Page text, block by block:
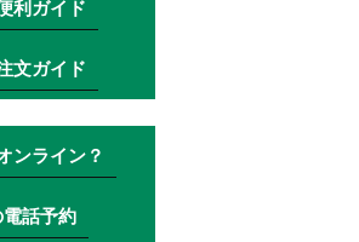
利ガイド
文ガイド
ンライン？
話予約